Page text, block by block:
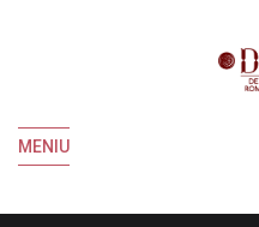
MENIU